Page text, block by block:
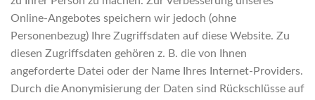
Online-Angebotes speichern wir jedoch (ohne
Personenbezug) Ihre Zugriffsdaten auf diese Website. Zu
diesen Zugriffsdaten gehören z. B. die von Ihnen
angeforderte Datei oder der Name Ihres Internet-Providers.
Durch die Anonymisierung der Daten sind Rückschlüsse auf